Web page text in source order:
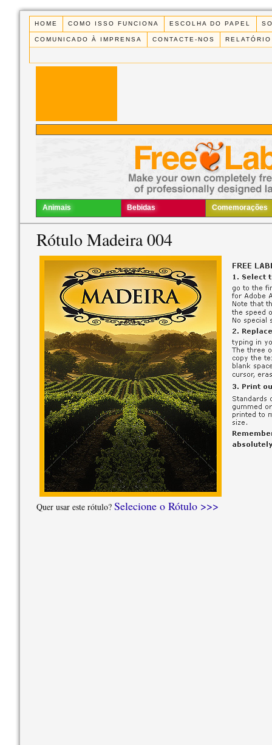
HOME COMO ISSO FUNCIONA ESCOLHA DO PAPEL
COMUNICADO À IMPRENSA CONTACTE-NOS
Animais Bebidas Comemorações
Rótulo Madeira 004
Quer usar este rótulo? Selecione o Rótulo >>>